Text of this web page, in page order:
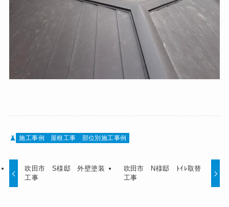
施工事例 屋根工事 部位別施工事例
吹田市 S様邸 外壁塗装
工事
吹田市 N様邸 ﾄｲﾚ取替
工事